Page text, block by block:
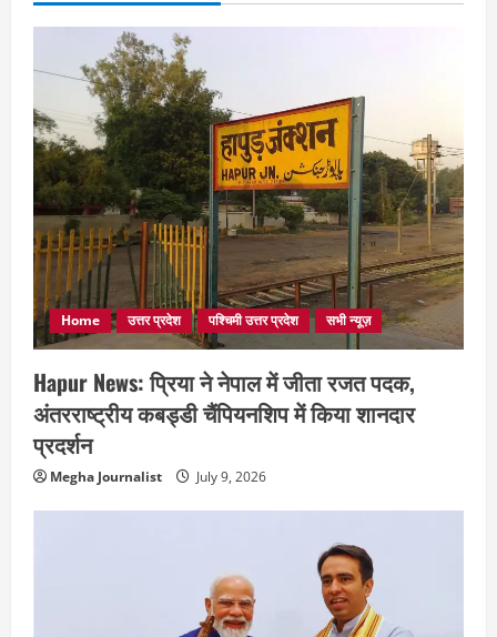
Home उत्तर प्रदेश पश्चिमी उत्तर प्रदेश सभी न्यूज़
Hapur News: प्रिया ने नेपाल में जीता रजत पदक,
अंतरराष्ट्रीय कबड्डी चैंपियनशिप में किया शानदार
प्रदर्शन
Megha Journalist July 9, 2026